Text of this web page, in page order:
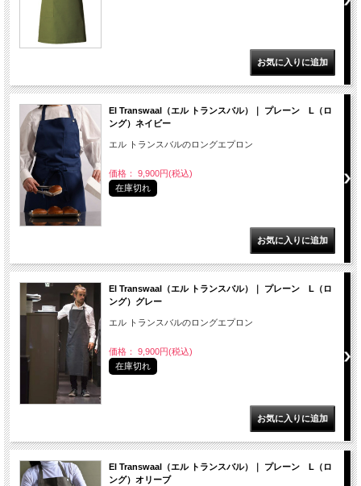
El Transwaal（エル トランスバル）｜ プレーン L（ロ
ング）ネイビー
エル トランスバルのロングエプロン
価格： 9,900円(税込)
在庫切れ
El Transwaal（エル トランスバル）｜ プレーン L（ロ
ング）グレー
エル トランスバルのロングエプロン
価格： 9,900円(税込)
在庫切れ
El Transwaal（エル トランスバル）｜ プレーン L（ロ
ング）オリーブ